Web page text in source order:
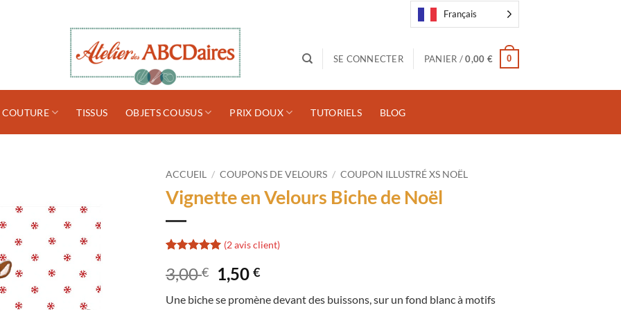
Français
SE CONNECTER PANIER /0,00 € 0
COUTURE TISSUS OBJETS COUSUS PRIX DOUX TUTORIELS BLOG
ACCUEIL / COUPONS DE VELOURS / COUPON ILLUSTRÉ XS NOËL
Vignette en Velours Biche de Noël
5 basé sur
notations
client
(2avis client)
3,00€
Le
prix
1,50€Le
Une biche se promène devant des buissons, sur un fond blanc à motifs